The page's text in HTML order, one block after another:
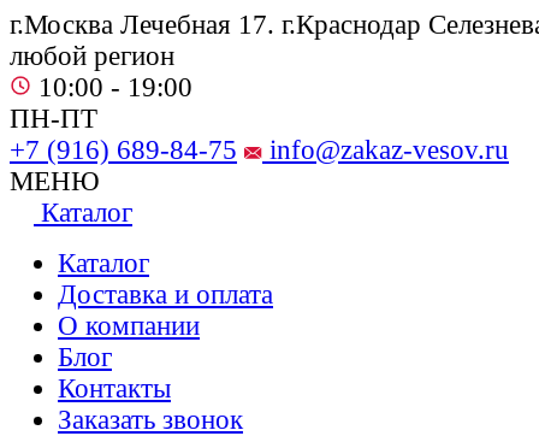
г.Москва Лечебная 17. г.Краснодар
любой регион
10:00 - 19:00
ПН-ПТ
+7 (916) 689-84-75
info@zakaz-vesov.ru
МЕНЮ
Каталог
Каталог
Доставка и оплата
О компании
Блог
Контакты
Заказать звонок